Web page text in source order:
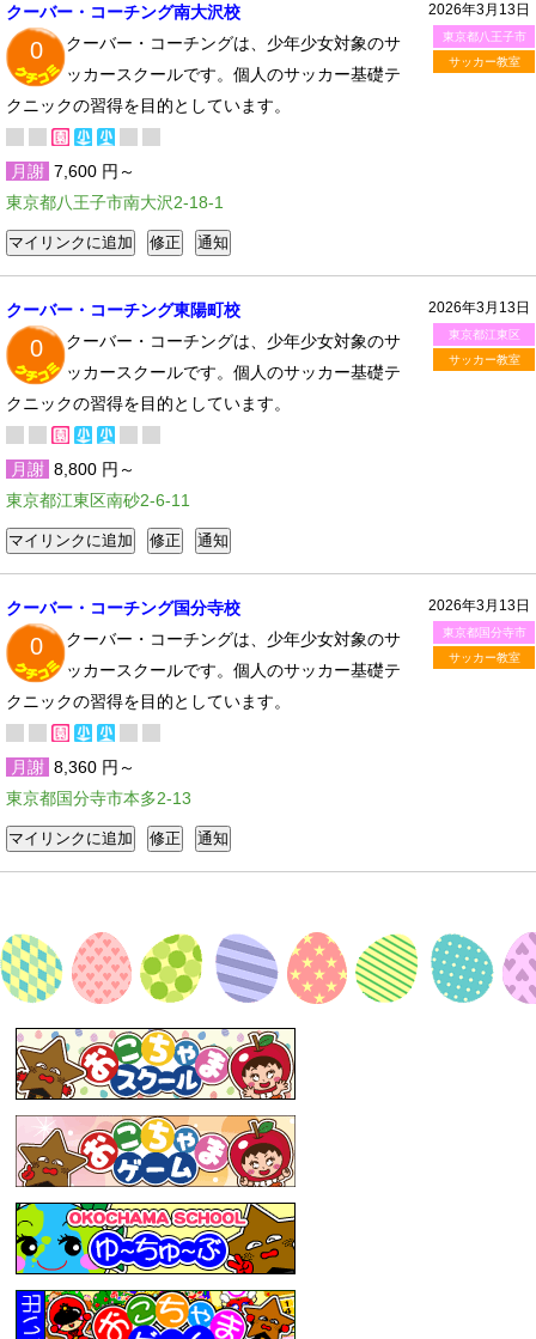
2026年3月13日
東京都八王子市
サッカー教室
クーバー・コーチング南大沢校
0
クーバー・コーチングは、少年少女対象のサ
ッカースクールです。個人のサッカー基礎テ
クニックの習得を目的としています。
月謝 7,600 円～
東京都八王子市南大沢2-18-1
2026年3月13日
東京都江東区
サッカー教室
クーバー・コーチング東陽町校
0
クーバー・コーチングは、少年少女対象のサ
ッカースクールです。個人のサッカー基礎テ
クニックの習得を目的としています。
月謝 8,800 円～
東京都江東区南砂2-6-11
2026年3月13日
東京都国分寺市
サッカー教室
クーバー・コーチング国分寺校
0
クーバー・コーチングは、少年少女対象のサ
ッカースクールです。個人のサッカー基礎テ
クニックの習得を目的としています。
月謝 8,360 円～
東京都国分寺市本多2-13